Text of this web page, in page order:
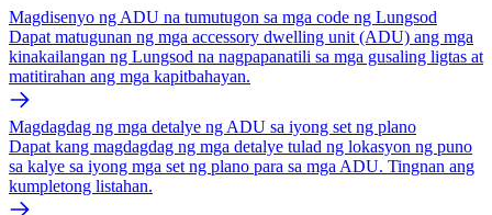
Magdisenyo ng ADU na tumutugon sa mga code ng Lungsod
Dapat matugunan ng mga accessory dwelling unit (ADU) ang mga
kinakailangan ng Lungsod na nagpapanatili sa mga gusaling ligtas at
matitirahan ang mga kapitbahayan.
Magdagdag ng mga detalye ng ADU sa iyong set ng plano
Dapat kang magdagdag ng mga detalye tulad ng lokasyon ng puno
sa kalye sa iyong mga set ng plano para sa mga ADU. Tingnan ang
kumpletong listahan.